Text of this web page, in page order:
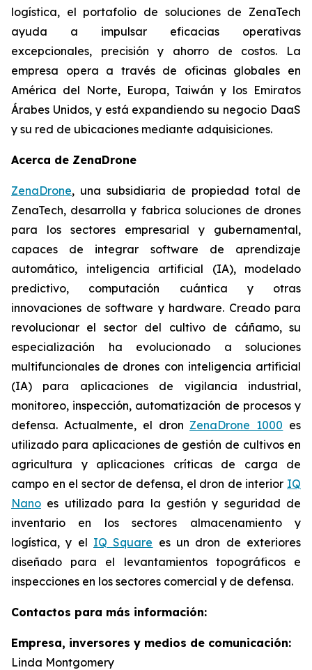
logística, el portafolio de soluciones de ZenaTech
ayuda a impulsar eficacias operativas
excepcionales, precisión y ahorro de costos. La
empresa opera a través de oficinas globales en
América del Norte, Europa, Taiwán y los Emiratos
Árabes Unidos, y está expandiendo su negocio DaaS
y su red de ubicaciones mediante adquisiciones.
Acerca de ZenaDrone
ZenaDrone, una subsidiaria de propiedad total de
ZenaTech, desarrolla y fabrica soluciones de drones
para los sectores empresarial y gubernamental,
capaces de integrar software de aprendizaje
automático, inteligencia artificial (IA), modelado
predictivo, computación cuántica y otras
innovaciones de software y hardware. Creado para
revolucionar el sector del cultivo de cáñamo, su
especialización ha evolucionado a soluciones
multifuncionales de drones con inteligencia artificial
(IA) para aplicaciones de vigilancia industrial,
monitoreo, inspección, automatización de procesos y
defensa. Actualmente, el dron ZenaDrone 1000 es
utilizado para aplicaciones de gestión de cultivos en
agricultura y aplicaciones críticas de carga de
campo en el sector de defensa, el dron de interior IQ
Nano es utilizado para la gestión y seguridad de
inventario en los sectores almacenamiento y
logística, y el IQ Square es un dron de exteriores
diseñado para el levantamientos topográficos e
inspecciones en los sectores comercial y de defensa.
Contactos para más información:
Empresa, inversores y medios de comunicación:
Linda Montgomery